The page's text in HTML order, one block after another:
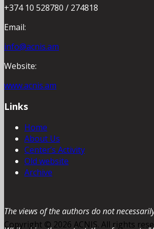
+374 10 528780 / 274818
Email:
info@acnis.am
Website:
www.acnis.am
Links
Home
About Us
Center’s Activity
Old website
Archive
The views of the authors do not
Copyright © 2026 ACNIS. All rights